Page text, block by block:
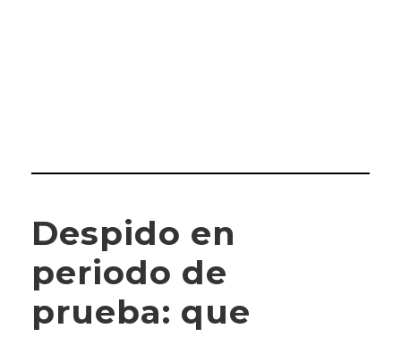
Despido en
periodo de
prueba: que